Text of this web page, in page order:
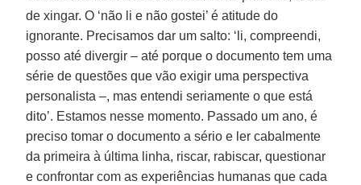
de xingar. O ‘não li e não gostei’ é atitude do
ignorante. Precisamos dar um salto: ‘li, compreendi,
posso até divergir – até porque o documento tem uma
série de questões que vão exigir uma perspectiva
personalista –, mas entendi seriamente o que está
dito’. Estamos nesse momento. Passado um ano, é
preciso tomar o documento a sério e ler cabalmente
da primeira à última linha, riscar, rabiscar, questionar
e confrontar com as experiências humanas que cada